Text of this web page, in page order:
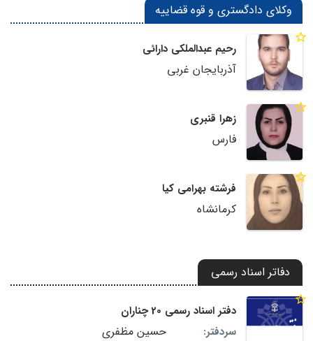
وکلای دادگستری و قوه قضاییه
رحیم عبدالملکی دارائی
آذربایجان غربی
زهرا قنبری
فارس
فرشته بهرامی کیا
کرمانشاه
دفاتر اسناد رسمی
دفتر اسناد رسمی 20 چناران
سردفتر:
حسین مظفری